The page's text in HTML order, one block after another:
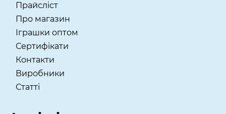
Прайсліст
Про магазин
Іграшки оптом
Сертифікати
Контакти
Виробники
Статті